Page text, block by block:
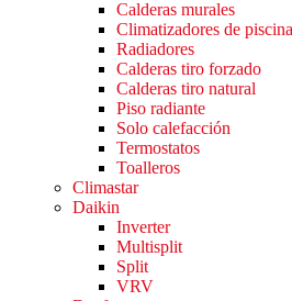
Calderas murales
Climatizadores de piscina
Radiadores
Calderas tiro forzado
Calderas tiro natural
Piso radiante
Solo calefacción
Termostatos
Toalleros
Climastar
Daikin
Inverter
Multisplit
Split
VRV